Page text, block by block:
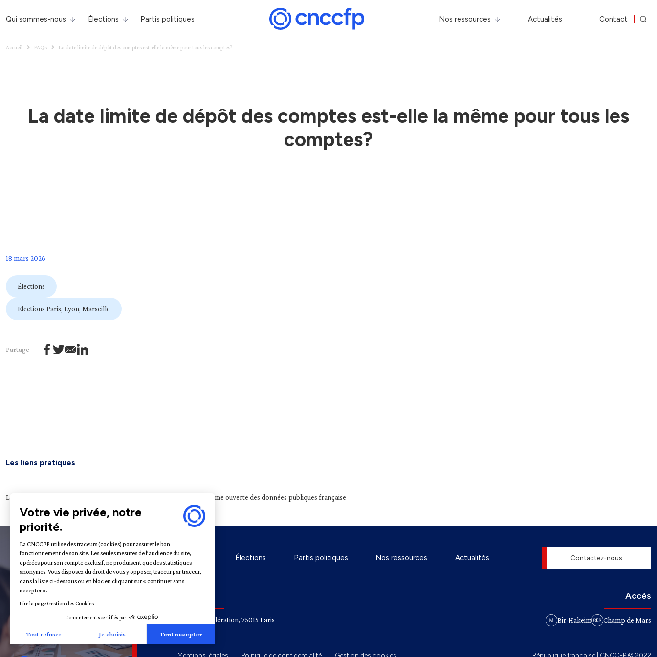
Qui sommes-nous Élections Partis politiques Nos ressources Actualités Contact
Accueil FAQs La date limite de dépôt des comptes est-elle la même pour tous les comptes?
La date limite de dépôt des comptes est-elle la même pour tous les
comptes?
18 mars 2026
Élections
Elections Paris, Lyon, Marseille
Partage
Les liens pratiques
Légifrance Plateforme ouverte des données publiques française
Recrutement
À propos Élections Partis politiques Nos ressources Actualités Contactez-nous
Rue de la Fédération, 75015 Paris
Accès
Bir-Hakeim Champ de Mars
Mentions légales Politique de confidentialité Gestion des cookies République française | CNCCFP © 2022